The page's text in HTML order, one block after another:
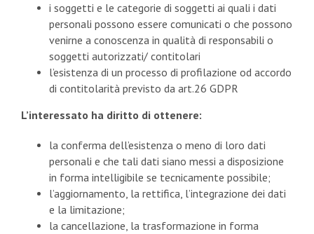
i soggetti e le categorie di soggetti ai quali i dati
personali possono essere comunicati o che possono
venirne a conoscenza in qualità di responsabili o
soggetti autorizzati/ contitolari
l’esistenza di un processo di profilazione od accordo
di contitolarità previsto da art.26 GDPR
L’interessato ha diritto di ottenere:
la conferma dell’esistenza o meno di loro dati
personali e che tali dati siano messi a disposizione
in forma intelligibile se tecnicamente possibile;
l’aggiornamento, la rettifica, l’integrazione dei dati
e la limitazione;
la cancellazione, la trasformazione in forma